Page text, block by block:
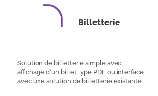
Billetterie
Solution de billetterie simple avec
affichage d'un billet type PDF ou interface
avec une solution de billetterie existante